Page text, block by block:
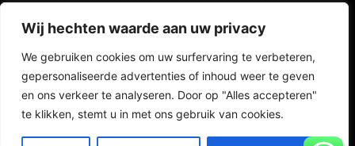
Wij hechten waarde aan uw privacy
We gebruiken cookies om uw surfervaring te verbeteren,
gepersonaliseerde advertenties of inhoud weer te geven
en ons verkeer te analyseren. Door op "Alles accepteren"
te klikken, stemt u in met ons gebruik van cookies.
Contact FAQ
Privacy Policy